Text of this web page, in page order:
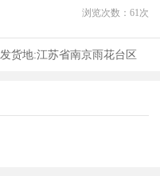
浏览次数： 61次
发货地:江苏省南京雨花台区